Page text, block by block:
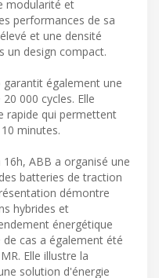
modularité et
performances de sa
et une densité
un design compact.
également une
000 cycles. Elle
rapide qui permettent
minutes.
ABB a organisé une
batteries de traction
démontre
hybrides et
énergétique
cas a également été
Elle illustre la
solution d'énergie